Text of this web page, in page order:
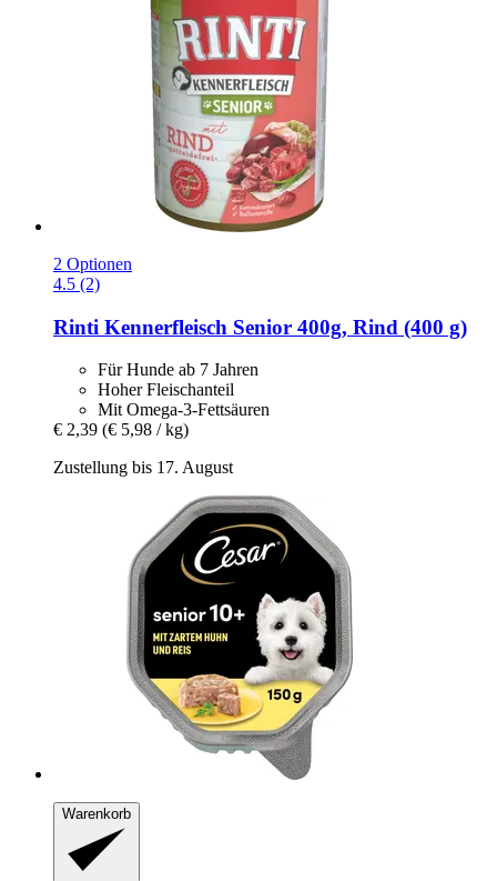
2 Optionen
4.5 (2)
Rinti Kennerfleisch Senior 400g, Rind (400 g)
Für Hunde ab 7 Jahren
Hoher Fleischanteil
Mit Omega-3-Fettsäuren
€ 2,39 (€ 5,98 / kg)
Zustellung bis 17. August
Warenkorb